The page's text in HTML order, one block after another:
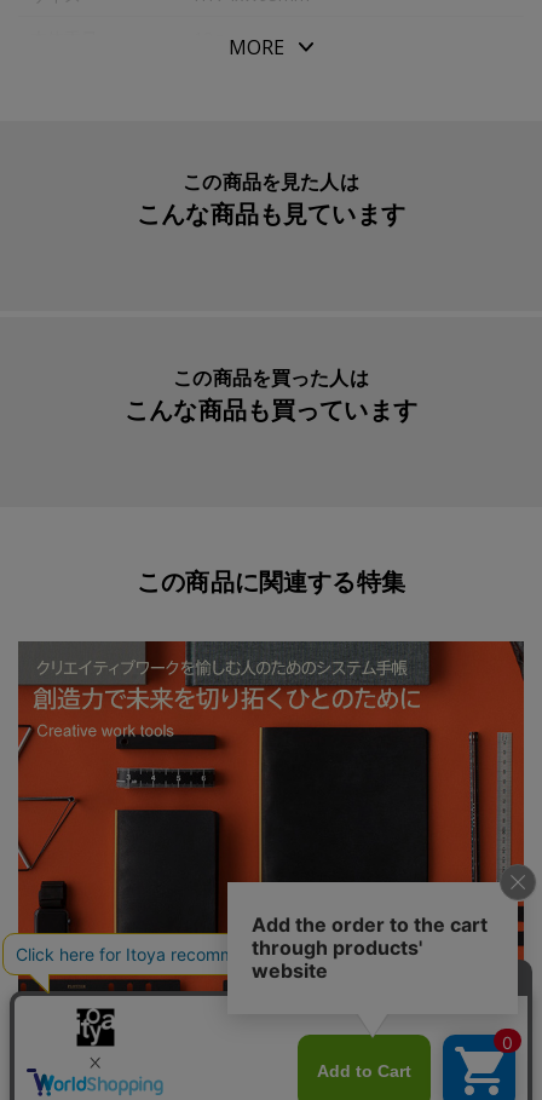
１枚
77716449
MORE
この商品を見た人は
こんな商品も見ています
この商品を買った人は
こんな商品も買っています
この商品に関連する特集
PLOTTER 創造力で未来を切り拓くひとのために